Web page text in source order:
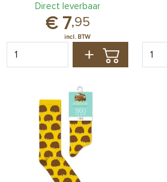
7,95
Direct leverbaar